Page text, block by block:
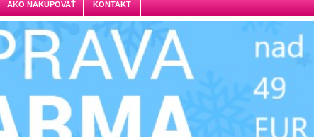
AKO NAKUPOVAŤ KONTAKT